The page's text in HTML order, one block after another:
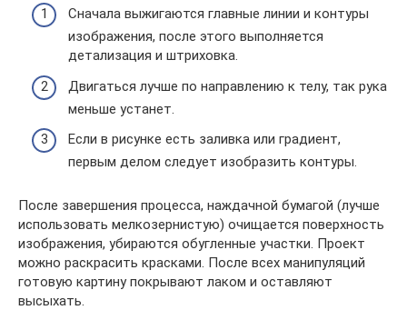
Сначала выжигаются главные линии и контуры
изображения, после этого выполняется
детализация и штриховка.
Двигаться лучше по направлению к телу, так рука
меньше устанет.
Если в рисунке есть заливка или градиент,
первым делом следует изобразить контуры.
После завершения процесса, наждачной бумагой (лучше
использовать мелкозернистую) очищается поверхность
изображения, убираются обугленные участки. Проект
можно раскрасить красками. После всех манипуляций
готовую картину покрывают лаком и оставляют
высыхать.